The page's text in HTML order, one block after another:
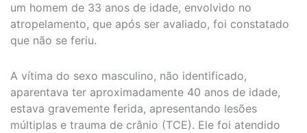
um homem de 33 anos de idade, envolvido no
atropelamento, que após ser avaliado, foi constatado
que não se feriu.
A vítima do sexo masculino, não identificado,
aparentava ter aproximadamente 40 anos de idade,
estava gravemente ferida, apresentando lesões
múltiplas e trauma de crânio (TCE). Ele foi atendido